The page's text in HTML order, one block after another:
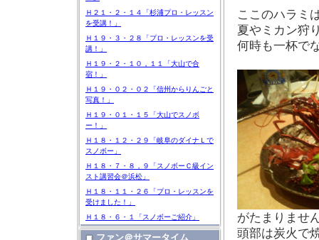
Ｈ２１・２・１４「杉浦プロ・レッスン
を受講！」
Ｈ１９・３・２８「プロ・レッスンを受
講！」
Ｈ１９・２・１０，１１「大山で合
宿！」
Ｈ１９・０２・０２「信州からりんごと
写真！」
Ｈ１９・０１・１５「大山でスノボ
ー！」
Ｈ１８・１２・２９「岐阜のダイナＬで
スノボー」
Ｈ１８・７・８，９「スノボーＣ級イン
スト講習会＠浜松」
Ｈ１８・１１・２６「プロ・レッスンを
受けました！」
Ｈ１８・６・１「スノボーご紹介」
ファン＠サマータイム
ここのハラミ
夏やミカン狩
何時も一杯で
がたまりませ
頭部は炭火で